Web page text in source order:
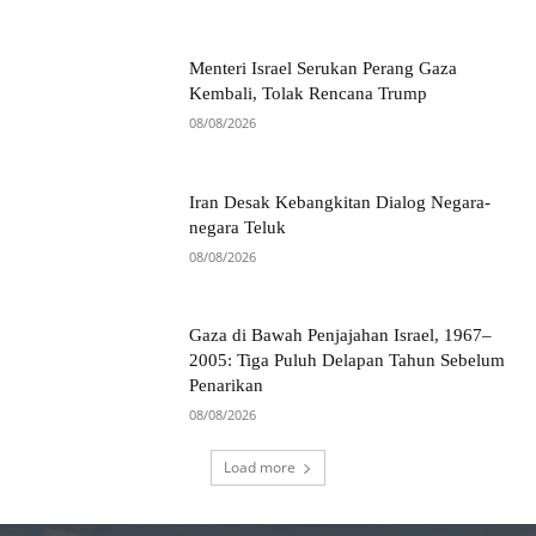
Menteri Israel Serukan Perang Gaza
Kembali, Tolak Rencana Trump
08/08/2026
Iran Desak Kebangkitan Dialog Negara-
negara Teluk
08/08/2026
Gaza di Bawah Penjajahan Israel, 1967–
2005: Tiga Puluh Delapan Tahun Sebelum
Penarikan
08/08/2026
Load more